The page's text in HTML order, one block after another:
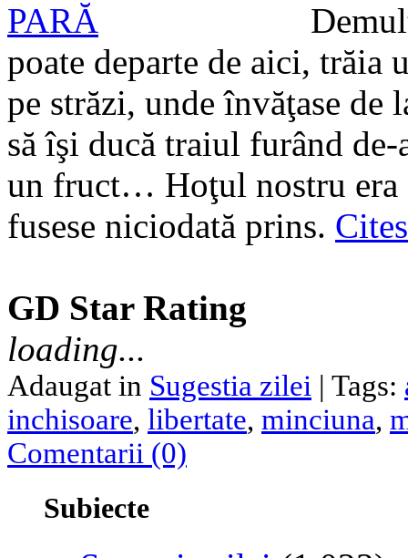
poate departe de aici, trăia
pe străzi, unde învăţase
să îşi ducă traiul furând
un fruct… Hoţul nostru era
fusese niciodată prins.
GD Star Rating
loading...
Adaugat in Sugestia zilei | Tags:
inchisoare, libertate, minciuna,
Comentarii (0)
Subiecte